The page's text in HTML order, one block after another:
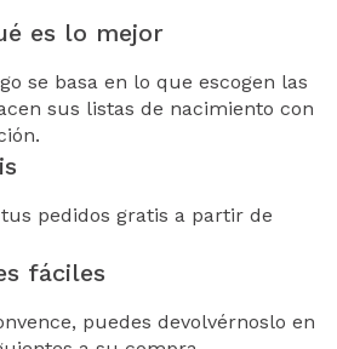
es lo mejor
se basa en lo que escogen las
sus listas de nacimiento con
pedidos gratis a partir de
fáciles
puedes devolvérnoslo en